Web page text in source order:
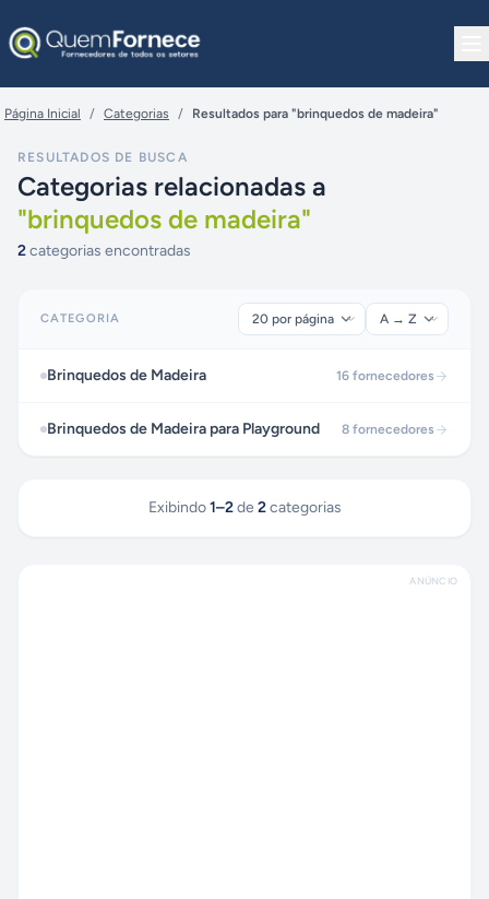
Página Inicial / Categorias / Resultados para "brinquedos de madeira"
RESULTADOS DE BUSCA
Categorias relacionadas a
"brinquedos de madeira"
2categorias encontradas
CATEGORIA
Brinquedos de Madeira 16 fornecedores
Brinquedos de Madeira para Playground 8 fornecedores
Exibindo 1–2 de 2 categorias
ANÚNCIO